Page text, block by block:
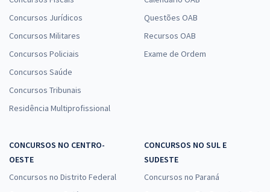
Concursos Jurídicos
Concursos Militares
Concursos Policiais
Concursos Saúde
Concursos Tribunais
Residência Multiprofissional
Questões OAB
Recursos OAB
Exame de Ordem
CONCURSOS NO CENTRO-
OESTE
Concursos no Distrito Federal
CONCURSOS NO SUL E
SUDESTE
Concursos no Paraná